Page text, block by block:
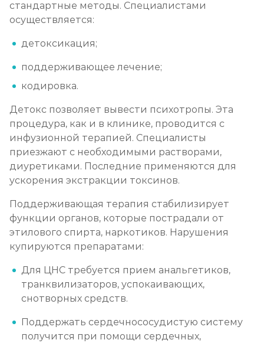
стандартные методы. Специалистами
осуществляется:
детоксикация;
поддерживающее лечение;
кодировка.
Детокс позволяет вывести психотропы. Эта
процедура, как и в клинике, проводится с
инфузионной терапией. Специалисты
приезжают с необходимыми растворами,
диуретиками. Последние применяются для
ускорения экстракции токсинов.
Поддерживающая терапия стабилизирует
функции органов, которые пострадали от
этилового спирта, наркотиков. Нарушения
купируются препаратами:
Для ЦНС требуется прием анальгетиков,
транквилизаторов, успокаивающих,
снотворных средств.
Поддержать сердечнососудистую систему
получится при помощи сердечных,